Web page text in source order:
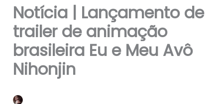
Notícia | Lançamento de
trailer de animação
brasileira Eu e Meu Avô
Nihonjin